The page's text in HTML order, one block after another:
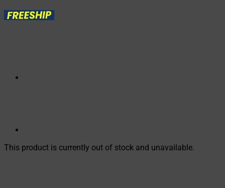
This product is currently out of stock and unavailable.